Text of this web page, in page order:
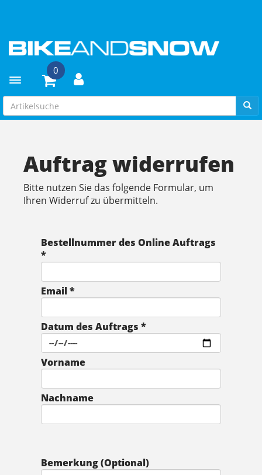
Toggle navigation
0
Auftrag widerrufen
Bitte nutzen Sie das folgende Formular, um
Ihren Widerruf zu übermitteln.
Bestellnummer des Online Auftrags
*
Email *
Datum des Auftrags *
Vorname
Nachname
Bemerkung (Optional)